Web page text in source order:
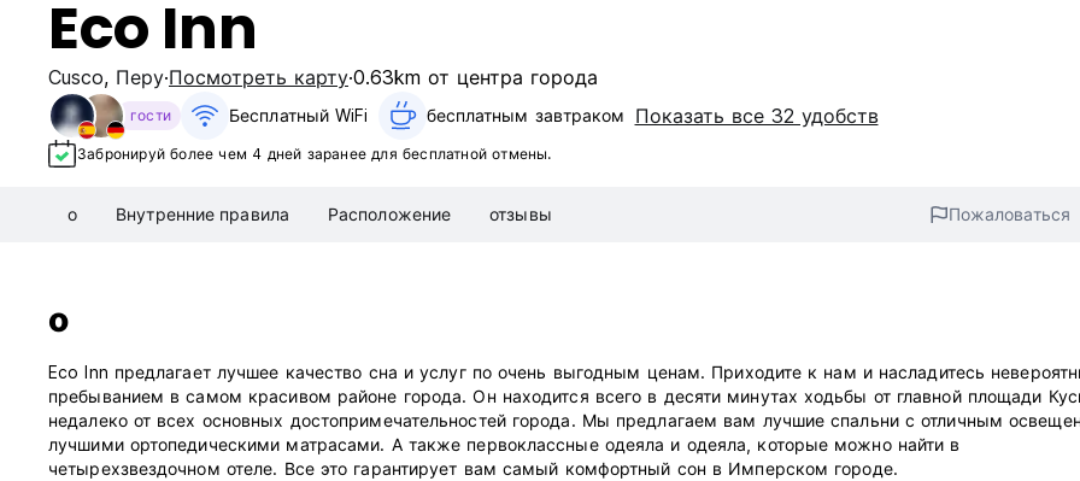
Eco Inn
Cusco, Перу Посмотреть карту 0.63km от центра города
гости Бесплатный WiFi бесплатным завтраком‎ Показать все 32 удобств
Забронируй более чем 4 дней заранее для бесплатной отмены.
о Внутренние правила Расположение отзывы Пожаловаться
о
Eco Inn предлагает лучшее качество сна и услуг по очень выгодным ценам. Приходите к нам и насладитесь
пребыванием в самом красивом районе города. Он находится всего в десяти минутах ходьбы от главной площади
недалеко от всех основных достопримечательностей города. Мы предлагаем вам лучшие спальни с отличным
лучшими ортопедическими матрасами. А также первоклассные одеяла и одеяла, которые можно найти в
четырехзвездочном отеле. Все это гарантирует вам самый комфортный сон в Имперском городе.